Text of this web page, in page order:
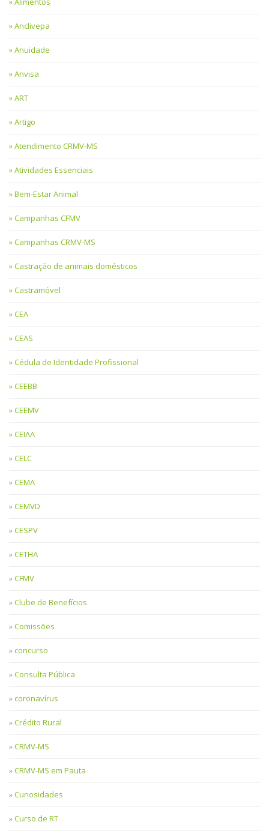
Anclivepa
Anuidade
Anvisa
ART
Artigo
Atendimento CRMV-MS
Atividades Essenciais
Bem-Estar Animal
Campanhas CFMV
Campanhas CRMV-MS
Castração de animais domésticos
Castramóvel
CEA
CEAS
Cédula de Identidade Profissional
CEEBB
CEEMV
CEIAA
CELC
CEMA
CEMVD
CESPV
CETHA
CFMV
Clube de Benefícios
Comissões
concurso
Consulta Pública
coronavírus
Crédito Rural
CRMV-MS
CRMV-MS em Pauta
Curiosidades
Curso de RT